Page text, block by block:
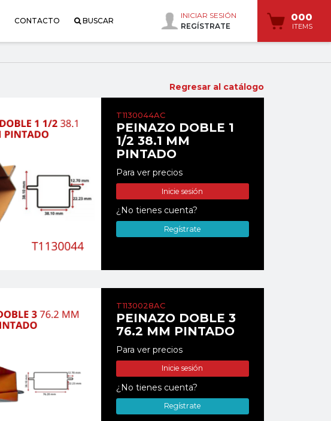
CONTACTO BUSCAR
INICIAR SESIÓN
REGÍSTRATE
000
ITEMS
Regresar al catálogo
T1130044AC
PEINAZO DOBLE 1
1/2 38.1 MM
PINTADO
Para ver precios
Inicie sesión
¿No tienes cuenta?
Regístrate
T1130028AC
PEINAZO DOBLE 3
76.2 MM PINTADO
Para ver precios
Inicie sesión
¿No tienes cuenta?
Regístrate